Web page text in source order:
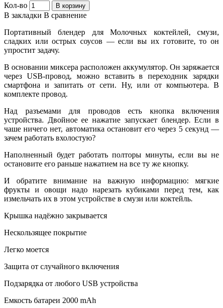
Кол-во В корзину
В закладки В сравнение
Портативный блендер для Молочных коктейлей, смузи,
сладких или острых соусов — если вы их готовите, то он
упростит задачу.
В основании миксера расположен аккумулятор. Он заряжается
через USB-провод, можно вставить в переходник зарядки
смартфона и запитать от сети. Ну, или от компьютера. В
комплекте провод.
Над разъемами для проводов есть кнопка включения
устройства. Двойное ее нажатие запускает блендер. Если в
чаше ничего нет, автоматика остановит его через 5 секунд —
зачем работать вхолостую?
Наполненный будет работать полторы минуты, если вы не
остановите его раньше нажатием на все ту же кнопку.
И обратите внимание на важную информацию: мягкие
фрукты и овощи надо нарезать кубиками перед тем, как
измельчать их в этом устройстве в смузи или коктейль.
Крышка надёжно закрывается
Нескользящее покрытие
Легко моется
Защита от случайного включения
Подзарядка от любого USB устройства
Емкость батареи 2000 mAh